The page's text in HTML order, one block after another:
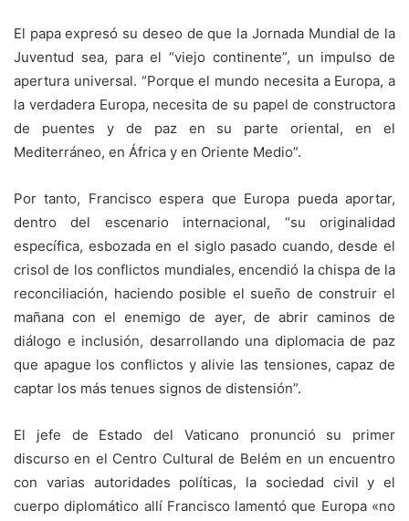
El papa expresó su deseo de que la Jornada Mundial de la
Juventud sea, para el “viejo continente”, un impulso de
apertura universal. “Porque el mundo necesita a Europa, a
la verdadera Europa, necesita de su papel de constructora
de puentes y de paz en su parte oriental, en el
Mediterráneo, en África y en Oriente Medio”.
Por tanto, Francisco espera que Europa pueda aportar,
dentro del escenario internacional, “su originalidad
específica, esbozada en el siglo pasado cuando, desde el
crisol de los conflictos mundiales, encendió la chispa de la
reconciliación, haciendo posible el sueño de construir el
mañana con el enemigo de ayer, de abrir caminos de
diálogo e inclusión, desarrollando una diplomacia de paz
que apague los conflictos y alivie las tensiones, capaz de
captar los más tenues signos de distensión”.
El jefe de Estado del Vaticano pronunció su primer
discurso en el Centro Cultural de Belém en un encuentro
con varias autoridades políticas, la sociedad civil y el
cuerpo diplomático allí Francisco lamentó que Europa «no